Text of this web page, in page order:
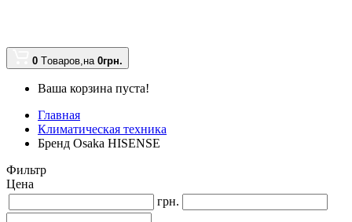
0 Tоваров,на 0грн.
Ваша корзина пуста!
Главная
Климатическая техника
Бренд Osaka HISENSE
Фильтр
Цена
грн.